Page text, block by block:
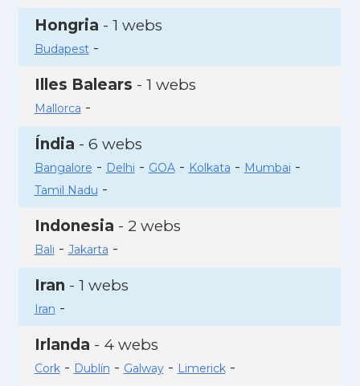
Hongria - 1 webs
Budapest-
Illes Balears - 1 webs
Mallorca -
Índia - 6 webs
Bangalore - Delhi - GOA- Kolkata - Mumbai -
Tamil Nadu -
Indonesia - 2 webs
Bali - Jakarta -
Iran - 1 webs
Iran -
Irlanda - 4 webs
Cork- Dublín - Galway- Limerick-